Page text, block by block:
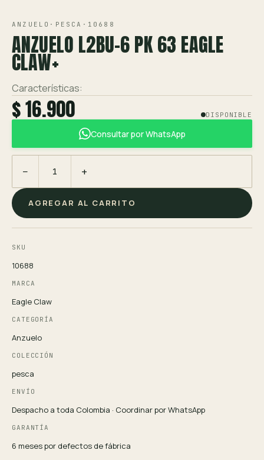
ANZUELO · PESCA · 10688
ANZUELO L2BU-6 PK 63 EAGLE
CLAW+
Características:
$ 16.900 DISPONIBLE
Consultar por WhatsApp
− +
AGREGAR AL CARRITO
SKU
10688
MARCA
Eagle Claw
CATEGORÍA
Anzuelo
COLECCIÓN
pesca
ENVÍO
Despacho a toda Colombia · Coordinar por WhatsApp
GARANTÍA
6 meses por defectos de fábrica